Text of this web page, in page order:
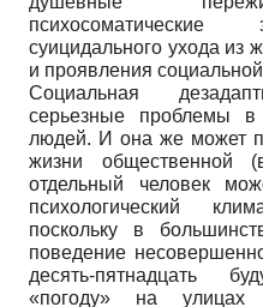
психосоматические
суицидального ухода из
и проявления
Социальная
серьезные проблемы в
людей. И она же может
жизни общественной
отдельный человек
психологический
поскольку в
поведение
десять-пятнадцать
«погоду» на улицах